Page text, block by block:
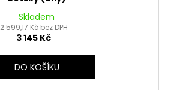
Skladem
2 599,17 Kč bez DPH
3 145 Kč
DO KOŠÍKU